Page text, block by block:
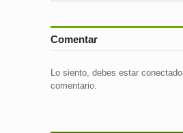
Comentar
Lo siento, debes estar conectado
comentario.